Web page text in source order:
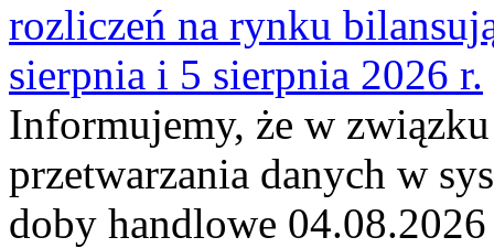
rozliczeń na rynku
sierpnia i 5 sierpnia 2026 r.
Informujemy, że w
przetwarzania danych w
doby handlowe